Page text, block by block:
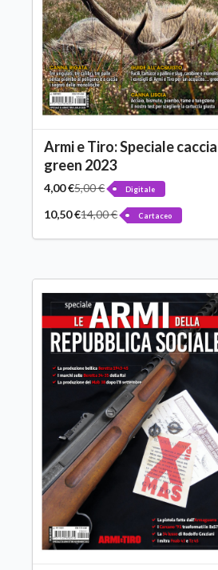
Armi e Tiro: Speciale caccia
green 2023
4,00 €5,00 € Digitale
10,50 €14,00 € Cartaceo